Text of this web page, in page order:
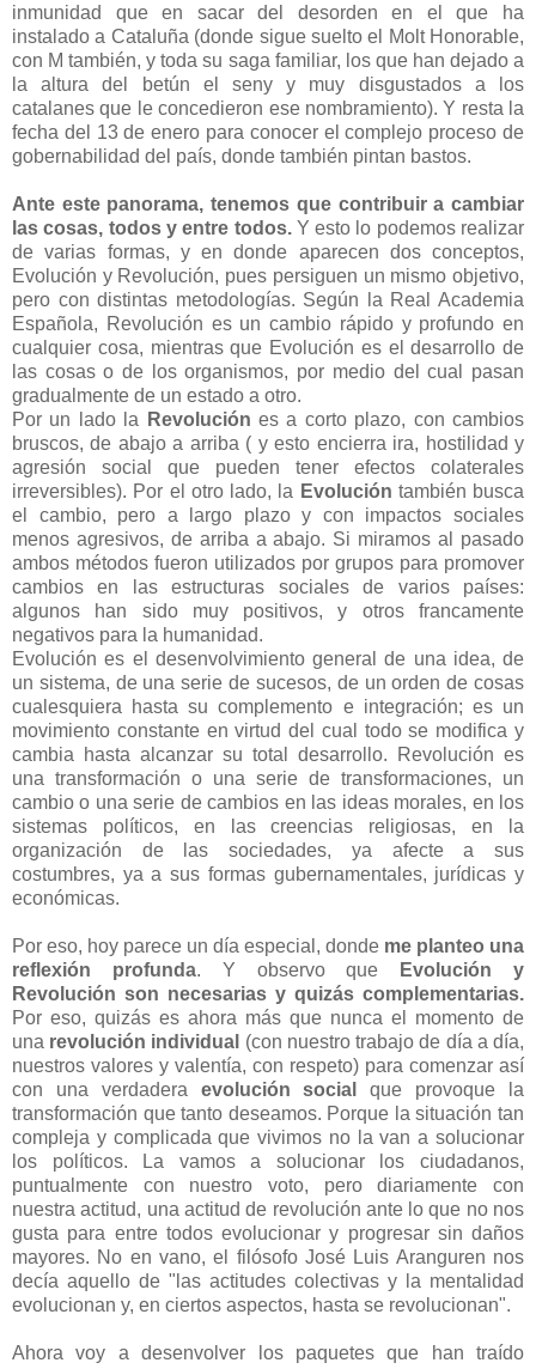
inmunidad que en sacar del desorden en el que ha
instalado a Cataluña (donde sigue suelto el Molt Honorable,
con M también, y toda su saga familiar, los que han dejado a
la altura del betún el seny y muy disgustados a los
catalanes que le concedieron ese nombramiento). Y resta la
fecha del 13 de enero para conocer el complejo proceso de
gobernabilidad del país, donde también pintan bastos.
Ante este panorama, tenemos que contribuir a cambiar
las cosas, todos y entre todos.Y esto lo podemos realizar
de varias formas, y en donde aparecen dos conceptos,
Evolución y Revolución, pues persiguen un mismo objetivo,
pero con distintas metodologías. Según la Real Academia
Española, Revolución es un cambio rápido y profundo en
cualquier cosa, mientras que Evolución es el desarrollo de
las cosas o de los organismos, por medio del cual pasan
gradualmente de un estado a otro.
Por un lado la
Revolución es a corto plazo, con cambios
bruscos, de abajo a arriba ( y esto encierra ira, hostilidad y
agresión social que pueden tener efectos colaterales
irreversibles). Por el otro lado, la Evolución también busca
el cambio, pero a largo plazo y con impactos sociales
menos agresivos, de arriba a abajo. Si miramos al pasado
ambos métodos fueron utilizados por grupos para promover
cambios en las estructuras sociales de varios países:
algunos han sido muy positivos, y otros francamente
negativos para la humanidad.
Evolución es el desenvolvimiento general de una idea, de
un sistema, de una serie de sucesos, de un orden de cosas
cualesquiera hasta su complemento e integración; es un
movimiento constante en virtud del cual todo se modifica y
cambia hasta alcanzar su total desarrollo. Revolución es
una transformación o una serie de transformaciones, un
cambio o una serie de cambios en las ideas morales, en los
sistemas políticos, en las creencias religiosas, en la
organización de las sociedades, ya afecte a sus
costumbres, ya a sus formas gubernamentales, jurídicas y
económicas.
Por eso, hoy parece un día especial, donde me planteo una
reflexión profunda. Y observo que
Evolución y
Revolución son necesarias y quizás complementarias.
Por eso, quizás es ahora más que nunca el momento de
una revolución individual (con nuestro trabajo de día a día,
nuestros valores y valentía, con respeto) para comenzar así
con una verdadera evolución social
que provoque la
transformación que tanto deseamos. Porque la situación tan
compleja y complicada que vivimos no la van a solucionar
los políticos. La vamos a solucionar los ciudadanos,
puntualmente con nuestro voto, pero diariamente con
nuestra actitud, una actitud de revolución ante lo que no nos
gusta para entre todos evolucionar y progresar sin daños
mayores. No en vano, el filósofo José Luis Aranguren nos
decía aquello de "las actitudes colectivas y la mentalidad
evolucionan y, en ciertos aspectos, hasta se revolucionan".
Ahora voy a desenvolver los paquetes que han traído